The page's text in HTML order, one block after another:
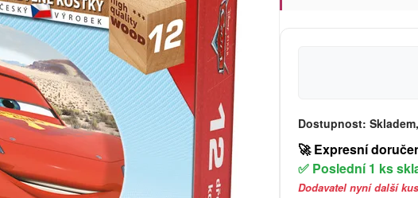
Dostupnost:
🚀 Expresní
✅ Poslední 1 ks
Dodavatel nyní další